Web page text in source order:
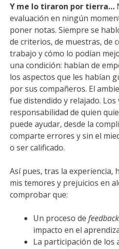
Y me lo tiraron por tierra…
evaluación en ningún
poner notas. Siempre se
de criterios, de muestras, de
trabajo y cómo lo podían
una condición: habían de
los aspectos que les habían
por sus compañeros. El
fue distendido y relajado.
responsabilidad de quien
puede ayudar, desde la
comparte errores y sin el
o ser calificado.
Así pues, tras la
mis temores y prejuicios en
comprobar que:
Un proceso de feedback
impacto en el
La participación de los